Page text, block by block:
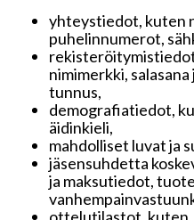
yhteystiedot, kuten
puhelinnumerot,
nimimerkki,
tunnus,
demografiatiedot,
äidinkieli,
mahdolliset luvat ja
jäsensuhdetta
ja maksutiedot,